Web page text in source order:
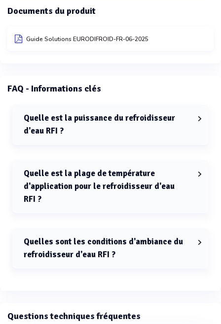
Documents du produit
Guide Solutions EURODIFROID-FR-06-2025
FAQ - Informations clés
Quelle est la puissance du refroidisseur
d'eau RFI ?
Quelle est la plage de température
d'application pour le refroidisseur d'eau
RFI ?
Quelles sont les conditions d'ambiance du
refroidisseur d'eau RFI ?
Questions techniques fréquentes